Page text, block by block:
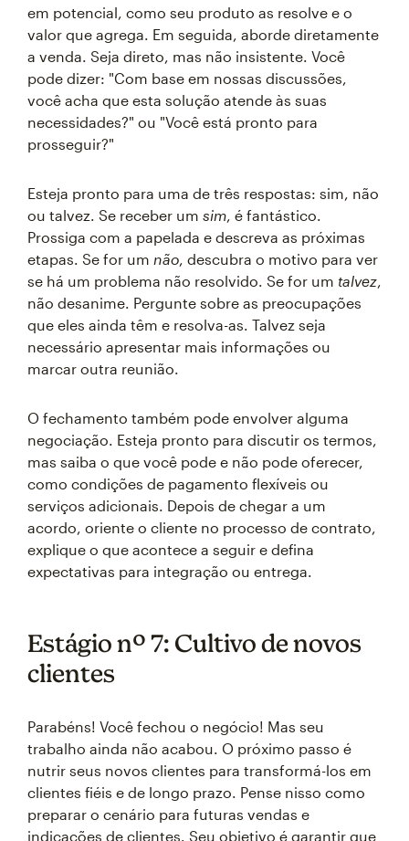
em potencial, como seu produto as resolve e o
valor que agrega. Em seguida, aborde diretamente
a venda. Seja direto, mas não insistente. Você
pode dizer: "Com base em nossas discussões,
você acha que esta solução atende às suas
necessidades?" ou "Você está pronto para
prosseguir?"
Esteja pronto para uma de três respostas: sim, não
ou talvez. Se receber um sim, é fantástico.
Prossiga com a papelada e descreva as próximas
etapas. Se for um não, descubra o motivo para ver
se há um problema não resolvido. Se for um talvez,
não desanime. Pergunte sobre as preocupações
que eles ainda têm e resolva-as. Talvez seja
necessário apresentar mais informações ou
marcar outra reunião.
O fechamento também pode envolver alguma
negociação. Esteja pronto para discutir os termos,
mas saiba o que você pode e não pode oferecer,
como condições de pagamento flexíveis ou
serviços adicionais. Depois de chegar a um
acordo, oriente o cliente no processo de contrato,
explique o que acontece a seguir e defina
expectativas para integração ou entrega.
Estágio nº 7: Cultivo de novos
clientes
Parabéns! Você fechou o negócio! Mas seu
trabalho ainda não acabou. O próximo passo é
nutrir seus novos clientes para transformá-los em
clientes fiéis e de longo prazo. Pense nisso como
preparar o cenário para futuras vendas e
indicações de clientes. Seu objetivo é garantir que